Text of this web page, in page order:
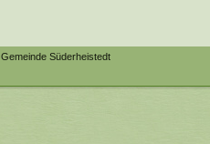
Süderheistedt